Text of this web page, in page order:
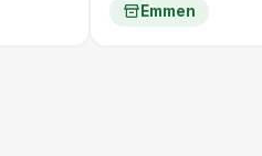
Emmen